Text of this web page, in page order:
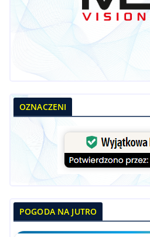
OZNACZENI
POGODA NA JUTRO